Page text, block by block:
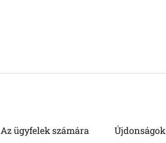
Az ügyfelek számára Újdonságok